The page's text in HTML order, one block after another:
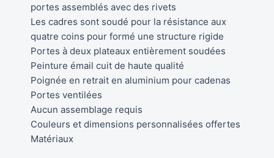
portes assemblés avec des rivets
Les cadres sont soudé pour la résistance aux
quatre coins pour formé une structure rigide
Portes à deux plateaux entièrement soudées
Peinture émail cuit de haute qualité
Poignée en retrait en aluminium pour cadenas
Portes ventilées
Aucun assemblage requis
Couleurs et dimensions personnalisées offertes
Matériaux